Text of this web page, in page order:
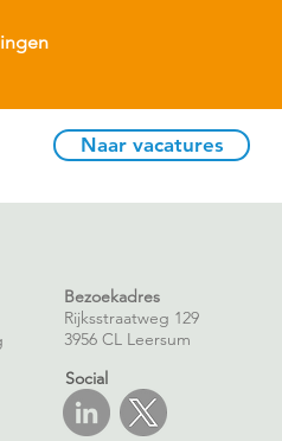
Naar vacatures
Bezoekadres
Rijksstraatweg 129
3956 CL Leersum
Social